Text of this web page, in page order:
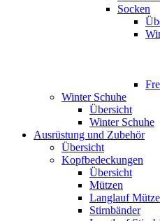
Socken
Winter Schuhe
Übersicht
Winter Schuhe
Ausrüstung und Zubehör
Übersicht
Kopfbedeckungen
Übersicht
Mützen
Langlauf
Stirnbänder